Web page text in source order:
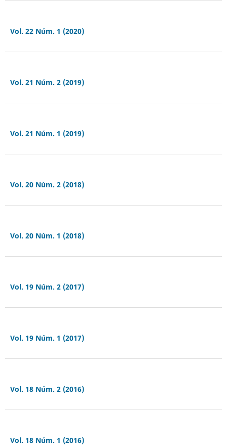
Vol. 22 Núm. 1 (2020)
Vol. 21 Núm. 2 (2019)
Vol. 21 Núm. 1 (2019)
Vol. 20 Núm. 2 (2018)
Vol. 20 Núm. 1 (2018)
Vol. 19 Núm. 2 (2017)
Vol. 19 Núm. 1 (2017)
Vol. 18 Núm. 2 (2016)
Vol. 18 Núm. 1 (2016)